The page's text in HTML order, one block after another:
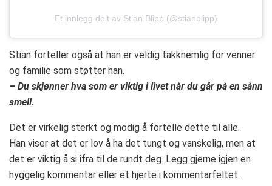
Et innlegg delt av Stian Blipp (@stianblipp)
Stian forteller også at han er veldig takknemlig for venner
og familie som støtter han.
– Du skjønner hva som er viktig i livet når du går på en sånn
smell.
Det er virkelig sterkt og modig å fortelle dette til alle.
Han viser at det er lov å ha det tungt og vanskelig, men at
det er viktig å si ifra til de rundt deg. Legg gjerne igjen en
hyggelig kommentar eller et hjerte i kommentarfeltet.